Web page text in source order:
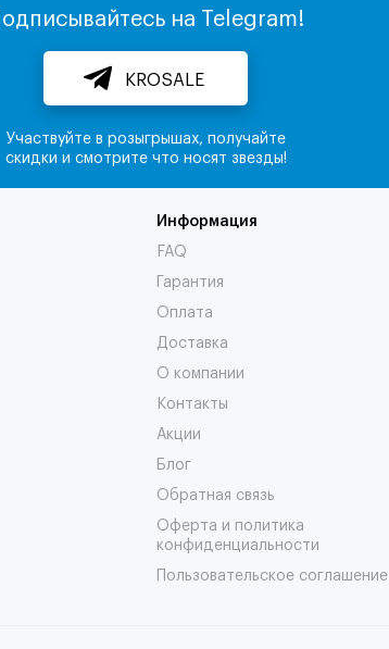
на Telegram!
KROSALE
Участвуйте в розыгрышах, получайте
скидки и смотрите что носят звезды!
Информация
FAQ
Гарантия
Оплата
Доставка
О компании
Контакты
Акции
Блог
Обратная связь
Оферта и политика
конфиденциальности
Пользовательское соглашение